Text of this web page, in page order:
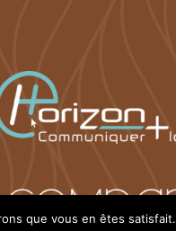
que vous en êtes satisfait.